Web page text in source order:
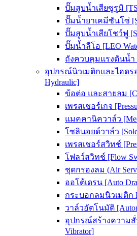
ปั๊มสูบน้ำเสียซูรูมิ
ปั๊มน้ำยาเคมีซันโซ่
ปั๊มสูบน้ำเสียโชว์ฟู
ปั๊มน้ำลีโอ [LEO
ถังควบคุมแรงดันน้ำ
อุปกรณ์นิวเมติกและไฮดรอ
Hydraulic]
ข้อต่อ และสายลม
เพรสเชอร์เกจ
แมคคานิควาล์ว
โซลินอยด์วาล์ว
เพรสเชอร์สวิทช์
โฟลว์สวิทช์ [Flow
ชุดกรองลม (Air
ออโต้เดรน [Auto
กระบอกลมนิวเมติก
วาล์วอัตโนมัติ
อุปกรณ์สร้างความสั่
Vibrator]